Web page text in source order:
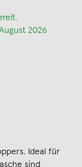
2026
Ideal für
sind